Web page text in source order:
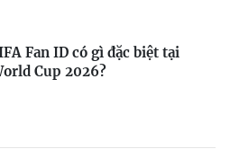
Fan ID có gì đặc biệt tại
Cup 2026?